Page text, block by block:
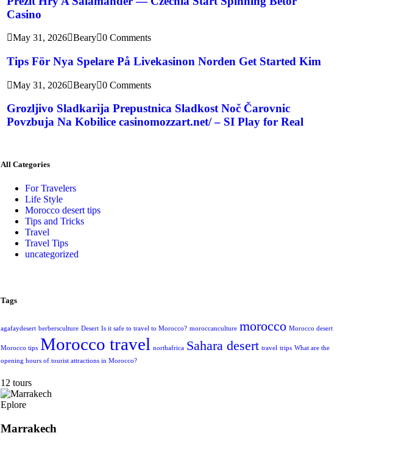
Casino
May 31, 2026 Beary 0 Comments
Tips För Nya Spelare På Livekasinon Norden Get Started Kim
May 31, 2026 Beary 0 Comments
Grozljivo Sladkarija Prepustnica Sladkost Noč Čarovnic
Povzbuja Na Kobilice casinomozzart.net/ – SI Play for Real
All Categories
For Travelers
Life Style
Morocco desert tips
Tips and Tricks
Travel
Travel Tips
uncategorized
Tags
agafaydesert berbersculture Desert Is it safe to travel to Morocco? moroccanculture morocco Morocco desert
Morocco tips Morocco travel northafrica Sahara desert travel trips What are the
opening hours of tourist attractions in Morocco?
12 tours
Eplore
Marrakech